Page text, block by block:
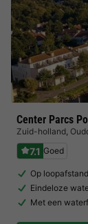
Center Parcs
Zuid-holland,
7.1 Goed
Op
Eindeloze
Met een